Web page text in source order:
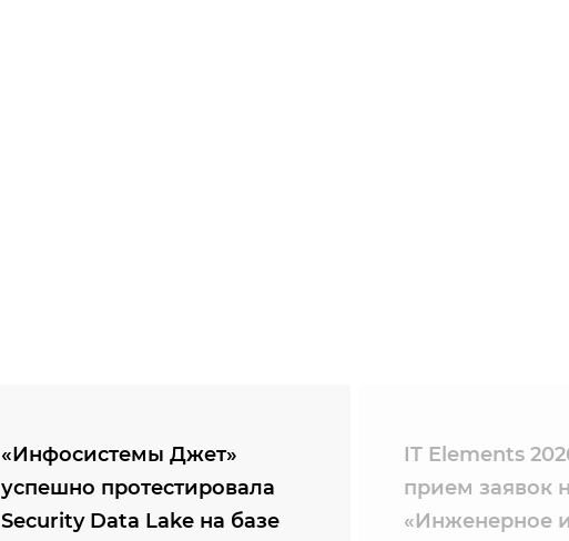
«Инфосистемы Джет»
успешно протестировала
Security Data Lake на базе
IT Elements
прием заявок
«Инженерное